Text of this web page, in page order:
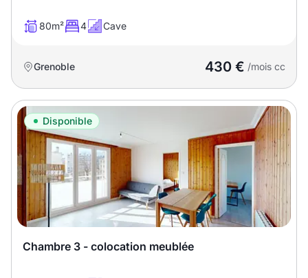
80m² 4 Cave
Grenoble 430 € /mois cc
Disponible
Chambre 3 - colocation meublée